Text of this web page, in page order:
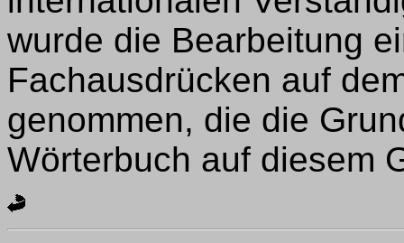
wurde die Bearbeitung
Fachausdrücken auf
genommen, die die
Wörterbuch auf diesem